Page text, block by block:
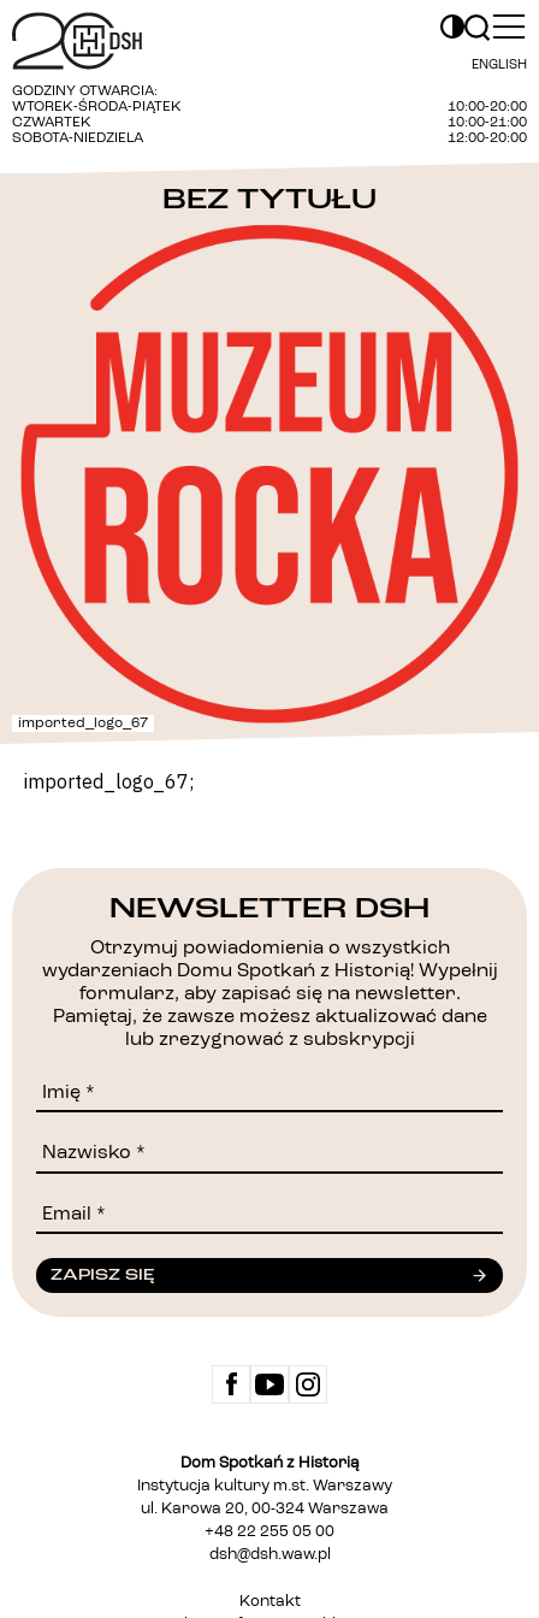
ENGLISH
GODZINY OTWARCIA:
WTOREK-ŚRODA-PIĄTEK
10:00-20:00
CZWARTEK
10:00-21:00
SOBOTA-NIEDZIELA
12:00-20:00
BEZ TYTUŁU
imported_logo_67
imported_logo_67;
NEWSLETTER DSH
Otrzymuj powiadomienia o wszystkich
wydarzeniach Domu Spotkań z Historią! Wypełnij
formularz, aby zapisać się na newsletter.
Pamiętaj, że zawsze możesz aktualizować dane
lub zrezygnować z subskrypcji
ZAPISZ SIĘ
Dom Spotkań z Historią
Instytucja kultury m.st. Warszawy
ul. Karowa 20, 00-324 Warszawa
+48 22 255 05 00
dsh@dsh.waw.pl
Kontakt